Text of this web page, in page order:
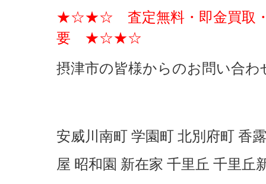
★☆★☆ 査定無料・即金買取・
要 ★☆★☆
摂津市の皆様からのお問い合
安威川南町 学園町 北別府町 香
屋 昭和園 新在家 千里丘 千里丘